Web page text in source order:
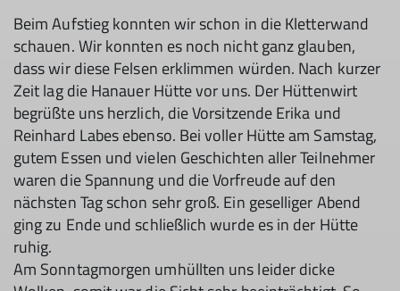
Beim Aufstieg konnten wir schon in die Kletterwand
schauen. Wir konnten es noch nicht ganz glauben,
dass wir diese Felsen erklimmen würden. Nach kurzer
Zeit lag die Hanauer Hütte vor uns. Der Hüttenwirt
begrüßte uns herzlich, die Vorsitzende Erika und
Reinhard Labes ebenso. Bei voller Hütte am Samstag,
gutem Essen und vielen Geschichten aller Teilnehmer
waren die Spannung und die Vorfreude auf den
nächsten Tag schon sehr groß. Ein geselliger Abend
ging zu Ende und schließlich wurde es in der Hütte
ruhig.
Am Sonntagmorgen umhüllten uns leider dicke